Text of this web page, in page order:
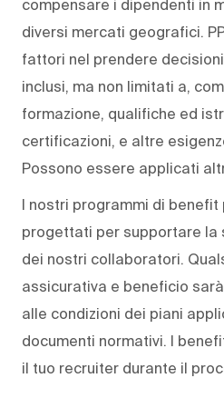
compensare i dipendenti in
diversi mercati geografici.
fattori nel prendere
inclusi, ma non limitati a,
formazione, qualifiche ed
certificazioni, e altre
Possono essere applicati
I nostri programmi di benefit
progettati per supportare la
dei nostri collaboratori.
assicurativa e beneficio
alle condizioni dei piani
documenti normativi. I
il tuo recruiter durante il